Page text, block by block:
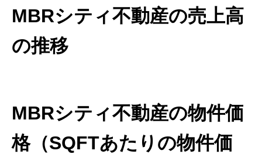
MBRシティ不動産の売上高
の推移
MBRシティ不動産の物件価
格（SQFTあたりの物件価